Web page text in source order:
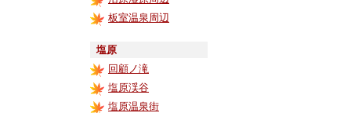
板室温泉周辺
塩原
回顧ノ滝
塩原渓谷
塩原温泉街